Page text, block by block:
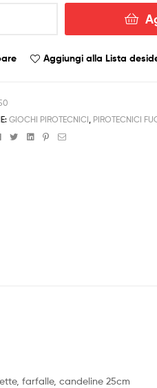
Aggiungi alla Lista
GIOCHI PIROTECNICI PIROTECNICI
FacebookTwitterLinkedinPinterest
Email
farfalle, candeline 25cm